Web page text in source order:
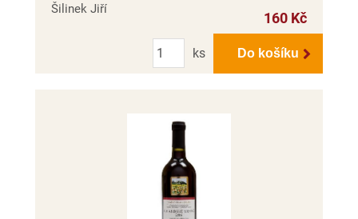
Šilinek Jiří
160 Kč
Počet
ks
Do košíku